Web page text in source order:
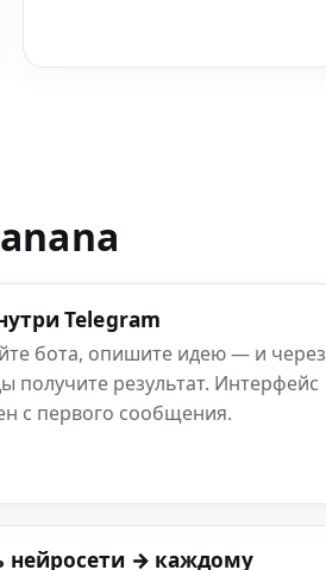
Telegram
бота, опишите идею — и через
получите результат. Интерфейс
с первого сообщения.
→ каждому